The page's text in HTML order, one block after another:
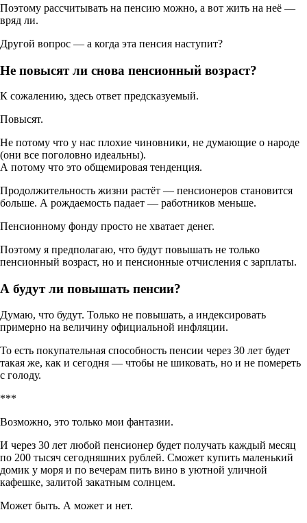
Поэтому рассчитывать на пенсию можно, а вот жить на неё —
вряд ли.
Другой вопрос — а когда эта пенсия наступит?
Не повысят ли снова пенсионный возраст?
К сожалению, здесь ответ предсказуемый.
Повысят.
Не потому что у нас плохие чиновники, не думающие о народе
(они все поголовно идеальны).
А потому что это общемировая тенденция.
Продолжительность жизни растёт — пенсионеров становится
больше. А рождаемость падает — работников меньше.
Пенсионному фонду просто не хватает денег.
Поэтому я предполагаю, что будут повышать не только
пенсионный возраст, но и пенсионные отчисления с зарплаты.
А будут ли повышать пенсии?
Думаю, что будут. Только не повышать, а индексировать
примерно на величину официальной инфляции.
То есть покупательная способность пенсии через 30 лет будет
такая же, как и сегодня — чтобы не шиковать, но и не помереть
с голоду.
***
Возможно, это только мои фантазии.
И через 30 лет любой пенсионер будет получать каждый месяц
по 200 тысяч сегодняшних рублей. Сможет купить маленький
домик у моря и по вечерам пить вино в уютной уличной
кафешке, залитой закатным солнцем.
Может быть. А может и нет.